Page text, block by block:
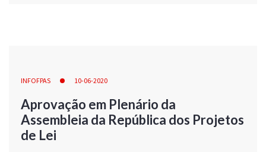
INFOFPAS 10-06-2020
Aprovação em Plenário da
Assembleia da República dos Projetos
de Lei